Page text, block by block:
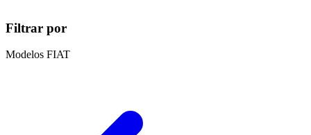
Filtrar por
Modelos FIAT